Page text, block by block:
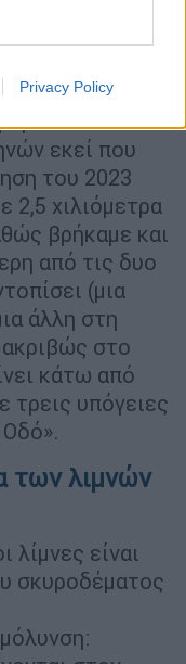
Privacy Policy
στον
να
εκεί που
του 2023
2,5 χιλιόμετρα
βρήκαμε και
από τις δυο
(μια
άλλη στη
στο
κάτω από
τρεις υπόγειες
των λιμνών
λίμνες είναι
σκυροδέματος